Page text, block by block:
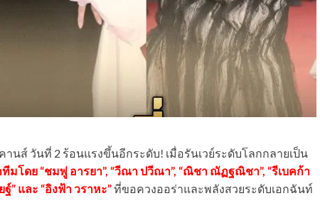
นส์ วันที่ 2 ร้อนแรงขึ้นอีกระดับ! เมื่อรันเวย์ระดับโลกกลายเป็น
มโดย “ชมพู่ อารยา”, “วีณา ปวีณา”, “ณิชา ณัฏฐณิชา”, “รีเบคก้า
” และ “อิงฟ้า วราหะ”ที่ขอควงออร่าและพลังสวยระดับเอกฉันท์